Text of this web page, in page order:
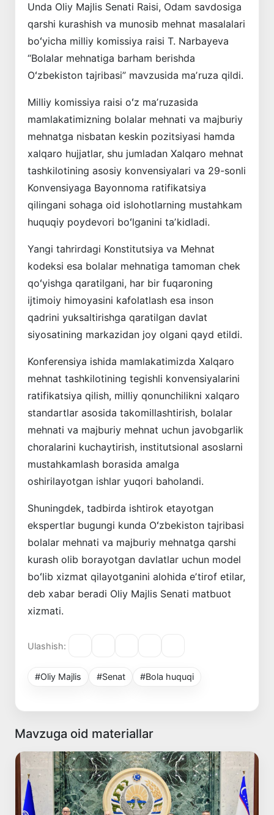
Unda Oliy Majlis Senati Raisi, Odam savdosiga
qarshi kurashish va munosib mehnat masalalari
boʻyicha milliy komissiya raisi T. Narbayeva
“Bolalar mehnatiga barham berishda
Oʻzbekiston tajribasi” mavzusida maʼruza qildi.
Milliy komissiya raisi oʻz maʼruzasida
mamlakatimizning bolalar mehnati va majburiy
mehnatga nisbatan keskin pozitsiyasi hamda
xalqaro hujjatlar, shu jumladan Xalqaro mehnat
tashkilotining asosiy konvensiyalari va 29-sonli
Konvensiyaga Bayonnoma ratifikatsiya
qilingani sohaga oid islohotlarning mustahkam
huquqiy poydevori boʻlganini taʼkidladi.
Yangi tahrirdagi Konstitutsiya va Mehnat
kodeksi esa bolalar mehnatiga tamoman chek
qoʻyishga qaratilgani, har bir fuqaroning
ijtimoiy himoyasini kafolatlash esa inson
qadrini yuksaltirishga qaratilgan davlat
siyosatining markazidan joy olgani qayd etildi.
Konferensiya ishida mamlakatimizda Xalqaro
mehnat tashkilotining tegishli konvensiyalarini
ratifikatsiya qilish, milliy qonunchilikni xalqaro
standartlar asosida takomillashtirish, bolalar
mehnati va majburiy mehnat uchun javobgarlik
choralarini kuchaytirish, institutsional asoslarni
mustahkamlash borasida amalga
oshirilayotgan ishlar yuqori baholandi.
Shuningdek, tadbirda ishtirok etayotgan
ekspertlar bugungi kunda Oʻzbekiston tajribasi
bolalar mehnati va majburiy mehnatga qarshi
kurash olib borayotgan davlatlar uchun model
boʻlib xizmat qilayotganini alohida eʼtirof etilar,
deb xabar beradi Oliy Majlis Senati matbuot
xizmati.
Ulashish:
#Oliy Majlis #Senat #Bola huquqi
Mavzuga oid materiallar